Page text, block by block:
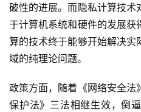
破性的进展。而隐私计算技术
于计算机系统和硬件的发展
算的技术终于能够开始解决
域的纯理论问题。
政策方面，随着《网络安全法
保护法》三法相继生效，倒